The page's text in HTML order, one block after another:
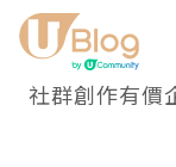
社群創作有價